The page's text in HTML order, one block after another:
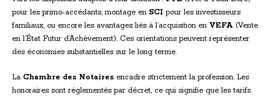
pour les primo-accédants, montage en SCI pour les investisseurs
familiaux, ou encore les avantages liés à l’acquisition en VEFA (Vente
en l’État Futur d’Achèvement). Ces orientations peuvent représenter
des économies substantielles sur le long terme.
La Chambre des Notaires encadre strictement la profession. Les
honoraires sont réglementés par décret, ce qui signifie que les tarifs